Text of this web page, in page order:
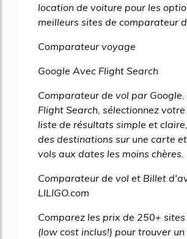
location de voiture pour les
meilleurs sites de comparateur
Comparateur voyage
Google Avec Flight Search
Comparateur de vol par
Flight Search, sélectionnez
liste de résultats simple et
des destinations sur une carte
vols aux dates les moins chères.
Comparateur de vol et Billet
LILIGO.com
Comparez les prix de 250+
(low cost inclus!) pour trouver un